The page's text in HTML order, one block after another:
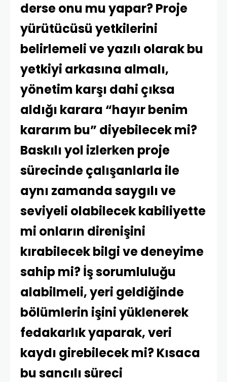
derse onu mu yapar? Proje
yürütücüsü yetkilerini
belirlemeli ve yazılı olarak bu
yetkiyi arkasına almalı,
yönetim karşı dahi çıksa
aldığı karara “hayır benim
kararım bu” diyebilecek mi?
Baskılı yol izlerken proje
sürecinde çalışanlarla ile
aynı zamanda saygılı ve
seviyeli olabilecek kabiliyette
mi onların direnişini
kırabilecek bilgi ve deneyime
sahip mi? İş sorumluluğu
alabilmeli, yeri geldiğinde
bölümlerin işini yüklenerek
fedakarlık yaparak, veri
kaydı girebilecek mi? Kısaca
bu sancılı süreci